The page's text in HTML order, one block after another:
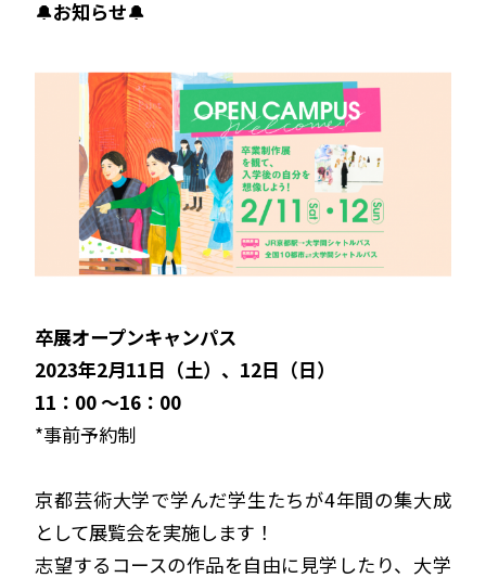
🔔お知らせ🔔
卒展オープンキャンパス
2023年2月11日（土）、12日（日）
11：00 〜16：00
*事前予約制
京都芸術大学で学んだ学生たちが4年間の集大成
として展覧会を実施します！
志望するコースの作品を自由に見学したり、大学